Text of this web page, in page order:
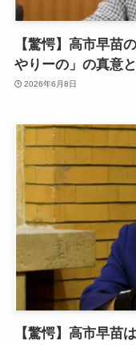
【驚愕】高市早苗
やりーの」の真意
2026年6月8日
【驚愕】高市早苗